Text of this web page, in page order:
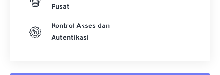
Pusat
Kontrol Akses dan
Autentikasi